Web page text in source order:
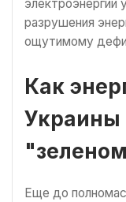
электроэнергии
разрушения
ощутимому
Как
Украины
Еще до